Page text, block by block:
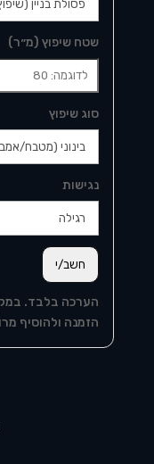
שטח שיפוץ (מ״ר)
סוג שיפוץ
נגישות
חשב/י
הערכה בלבד.
הזמנה ולהוסיף